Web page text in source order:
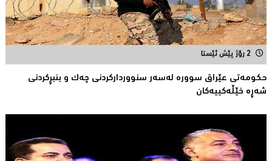
2 رۆژ پێش ئێستا
حكومەتى عێراق سوورە لەسەر سنوورداركردنی چەك و بنبڕكردنی
شەڕە خێڵەكییەكان